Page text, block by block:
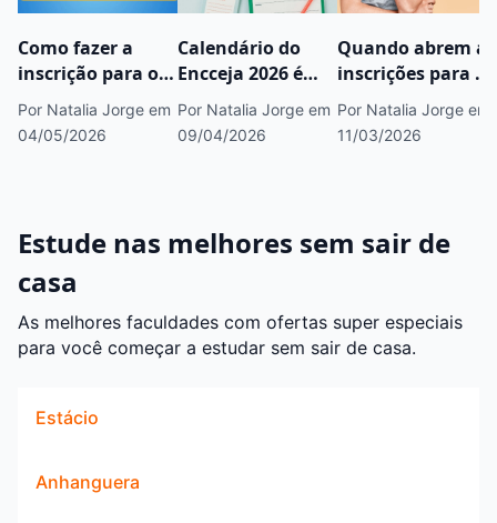
Como fazer a
inscrição para o
Encceja 2026?
Por Natalia Jorge em
04/05/2026
Calendário do
Encceja 2026 é
divulgado;
confira as datas
Por Natalia Jorge em
09/04/2026
Quando abrem as
inscrições para o
Encceja 2026?
Por Natalia Jorge em
11/03/2026
Estude nas melhores sem sair de
casa
As melhores faculdades com ofertas super especiais
para você começar a estudar sem sair de casa.
Estácio
Anhanguera